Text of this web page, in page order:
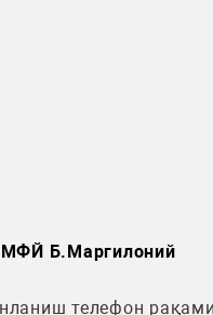
МФЙ Б.Маргилоний
телефон